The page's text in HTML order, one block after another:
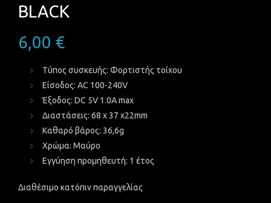
BLACK
6,00 €
Τύπος συσκευής: Φορτιστής τοίχου
Είσοδος: AC 100-240V
Έξοδος: DC 5V 1.0A max
Διαστάσεις: 68 x 37 x22mm
Καθαρό βάρος: 36,6g
Χρώμα: Μαύρο
Εγγύηση προμηθευτή: 1 έτος
Διαθέσιμο κατόπιν παραγγελίας